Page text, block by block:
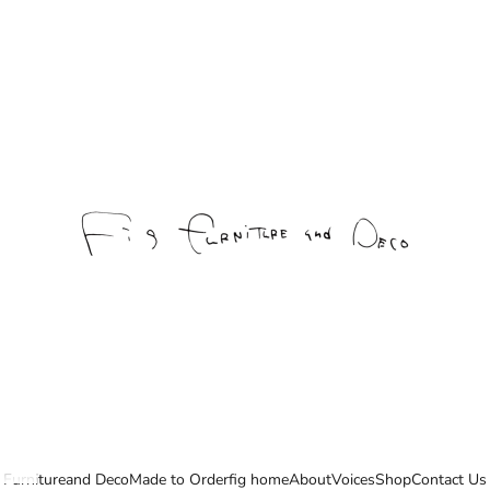
fig furniture and deco
Furnitureand DecoMade to Orderfig homeAboutVoicesShopContact Us